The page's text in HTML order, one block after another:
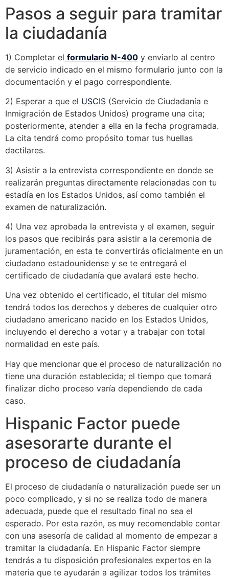
Pasos a seguir para tramitar
la ciudadanía
1) Completar el formulario N-400 y enviarlo al centro
de servicio indicado en el mismo formulario junto con la
documentación y el pago correspondiente.
2) Esperar a que el USCIS (Servicio de Ciudadanía e
Inmigración de Estados Unidos) programe una cita;
posteriormente, atender a ella en la fecha programada.
La cita tendrá como propósito tomar tus huellas
dactilares.
3) Asistir a la entrevista correspondiente en donde se
realizarán preguntas directamente relacionadas con tu
estadía en los Estados Unidos, así como también el
examen de naturalización.
4) Una vez aprobada la entrevista y el examen, seguir
los pasos que recibirás para asistir a la ceremonia de
juramentación, en esta te convertirás oficialmente en un
ciudadano estadounidense y se te entregará el
certificado de ciudadanía que avalará este hecho.
Una vez obtenido el certificado, el titular del mismo
tendrá todos los derechos y deberes de cualquier otro
ciudadano americano nacido en los Estados Unidos,
incluyendo el derecho a votar y a trabajar con total
normalidad en este país.
Hay que mencionar que el proceso de naturalización no
tiene una duración establecida; el tiempo que tomará
finalizar dicho proceso varía dependiendo de cada
caso.
Hispanic Factor puede
asesorarte durante el
proceso de ciudadanía
El proceso de ciudadanía o naturalización puede ser un
poco complicado, y si no se realiza todo de manera
adecuada, puede que el resultado final no sea el
esperado. Por esta razón, es muy recomendable contar
con una asesoría de calidad al momento de empezar a
tramitar la ciudadanía. En Hispanic Factor siempre
tendrás a tu disposición profesionales expertos en la
materia que te ayudarán a agilizar todos los trámites